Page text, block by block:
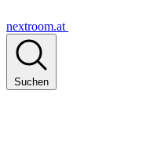
nextroom.at
Suchen